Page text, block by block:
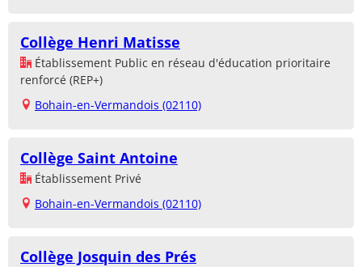
Collège Henri Matisse
Établissement Public en réseau d'éducation prioritaire
renforcé (REP+)
Bohain-en-Vermandois (02110)
Collège Saint Antoine
Établissement Privé
Bohain-en-Vermandois (02110)
Collège Josquin des Prés